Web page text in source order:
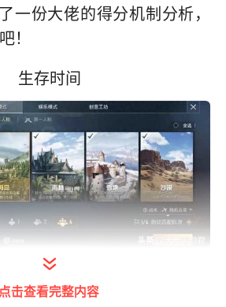
一份大佬的得分机制分析，
！
生存时间
今日头条查看图片详情
数越高。
点击查看完整内容